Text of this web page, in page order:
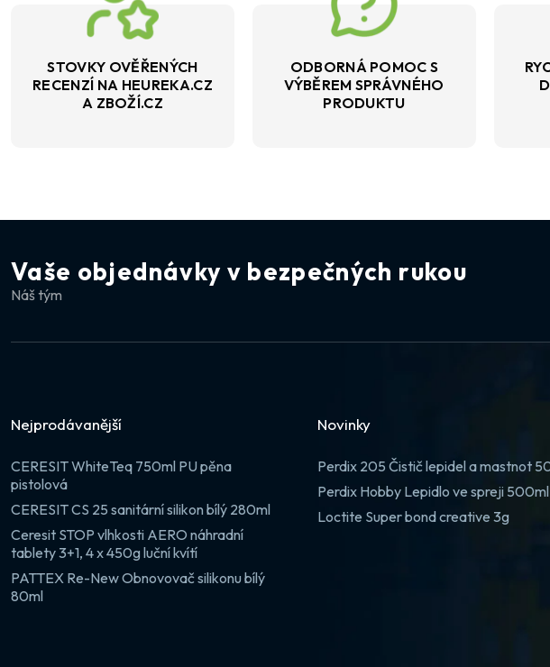
STOVKY OVĚŘENÝCH
RECENZÍ NA HEUREKA.CZ
A ZBOŽÍ.CZ
ODBORNÁ POMOC S
VÝBĚREM SPRÁVNÉHO
PRODUKTU
Vaše objednávky v bezpečných rukou
Náš tým
Nejprodávanější
CERESIT WhiteTeq 750ml PU pěna
pistolová
CERESIT CS 25 sanitární silikon bílý 280ml
Ceresit STOP vlhkosti AERO náhradní
tablety 3+1, 4 x 450g luční kvítí
PATTEX Re-New Obnovovač silikonu bílý
80ml
Novinky
Perdix 205 Čistič lepidel a mastnot
Perdix Hobby Lepidlo ve spreji 500ml
Loctite Super bond creative 3g